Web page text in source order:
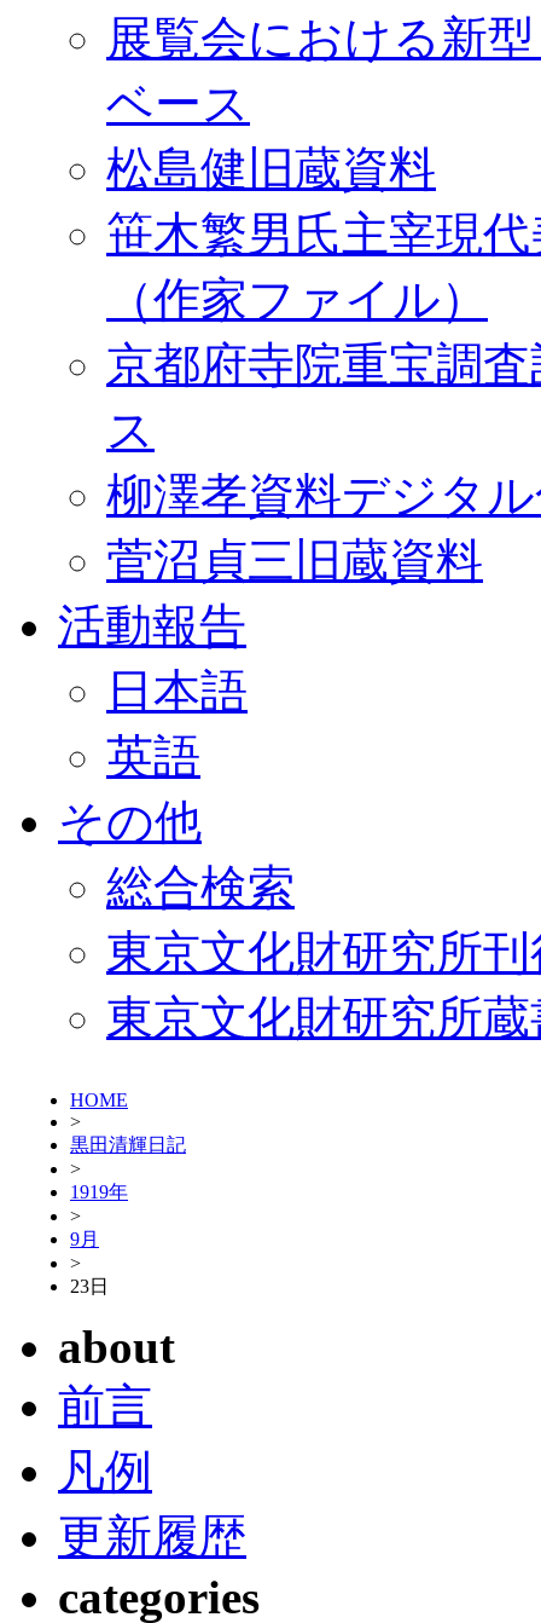
展覧会における新
ベース
松島健旧蔵資料
笹木繁男氏主宰現
（作家ファイル）
京都府寺院重宝調
ス
柳澤孝資料デジタ
菅沼貞三旧蔵資料
活動報告
日本語
英語
その他
総合検索
東京文化財研究所
東京文化財研究所
HOME
>
黒田清輝日記
>
1919年
>
9月
>
23日
about
前言
凡例
更新履歴
categories